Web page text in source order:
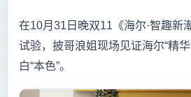
在10月31日晚双11《海尔·智趣新
试验，披哥浪姐现场见证海尔“精
白“本色”。